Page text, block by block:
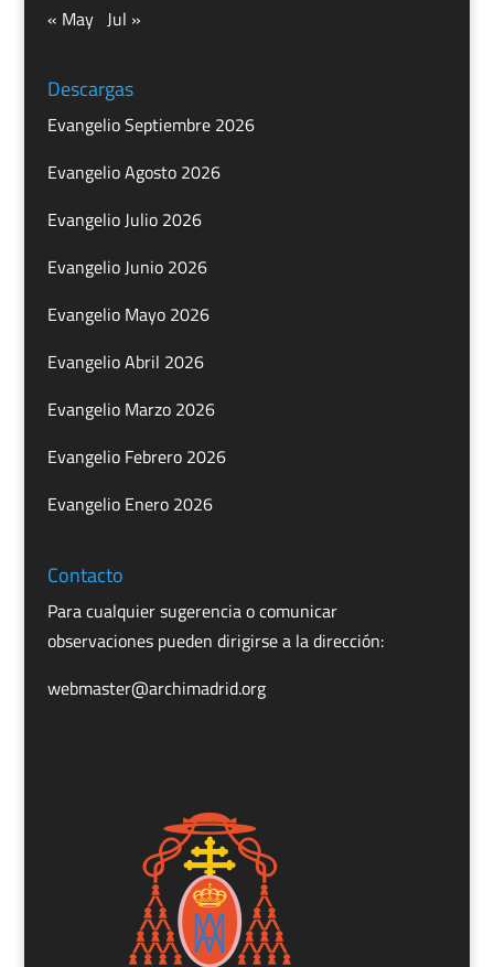
« May Jul »
Descargas
Evangelio Septiembre 2026
Evangelio Agosto 2026
Evangelio Julio 2026
Evangelio Junio 2026
Evangelio Mayo 2026
Evangelio Abril 2026
Evangelio Marzo 2026
Evangelio Febrero 2026
Evangelio Enero 2026
Contacto
Para cualquier sugerencia o comunicar
observaciones pueden dirigirse a la dirección:
webmaster@archimadrid.org